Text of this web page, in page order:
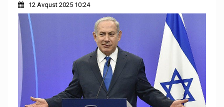
12 Avqust 2025 10:24